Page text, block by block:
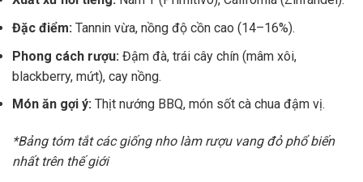
Đặc điểm: Tannin vừa, nồng độ cồn cao (14–16%).
Phong cách rượu: Đậm đà, trái cây chín (mâm xôi,
blackberry, mứt), cay nồng.
Món ăn gợi ý: Thịt nướng BBQ, món sốt cà chua đậm vị.
*Bảng tóm tắt các giống nho làm rượu vang đỏ phổ biến
nhất trên thế giới